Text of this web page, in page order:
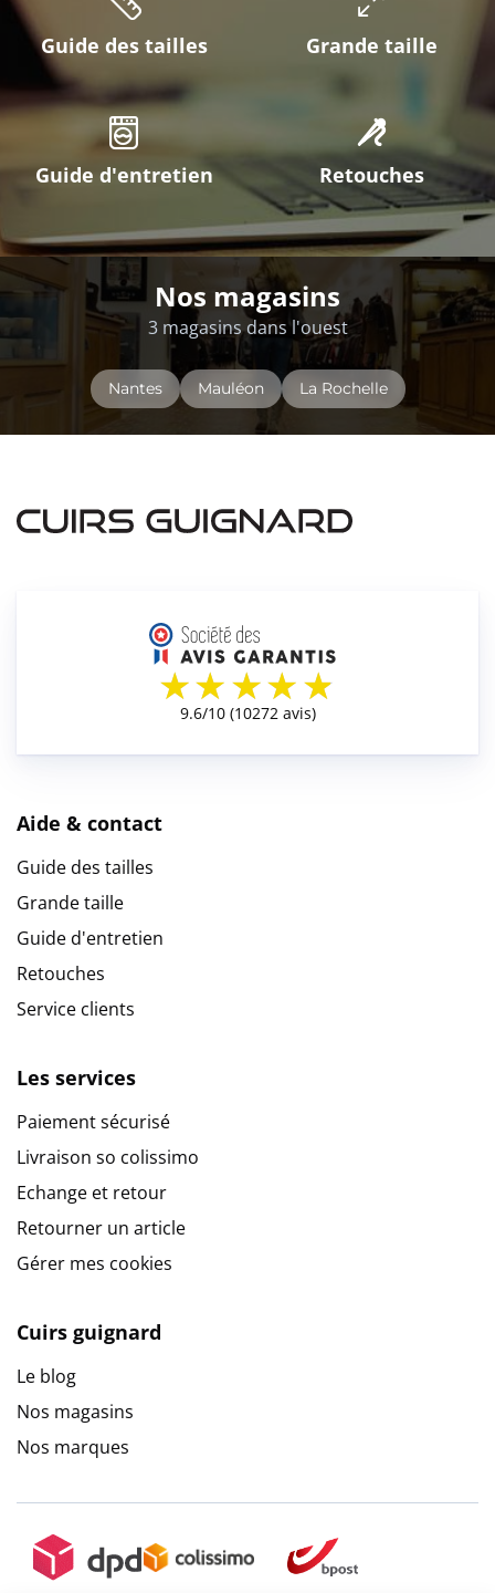
Guide des tailles Grande taille
Guide d'entretien Retouches
Nos magasins
3 magasins dans l'ouest
Nantes Mauléon La Rochelle
Aide & contact
Guide des tailles
Grande taille
Guide d'entretien
Retouches
Service clients
Les services
Paiement sécurisé
Livraison so colissimo
Echange et retour
Retourner un article
Gérer mes cookies
Cuirs guignard
Le blog
Nos magasins
Nos marques